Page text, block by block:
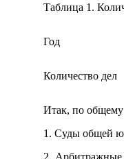
Таблица 1.
Год
Количество дел
Итак, по общему
1. Суды общей
2. Арбитражные